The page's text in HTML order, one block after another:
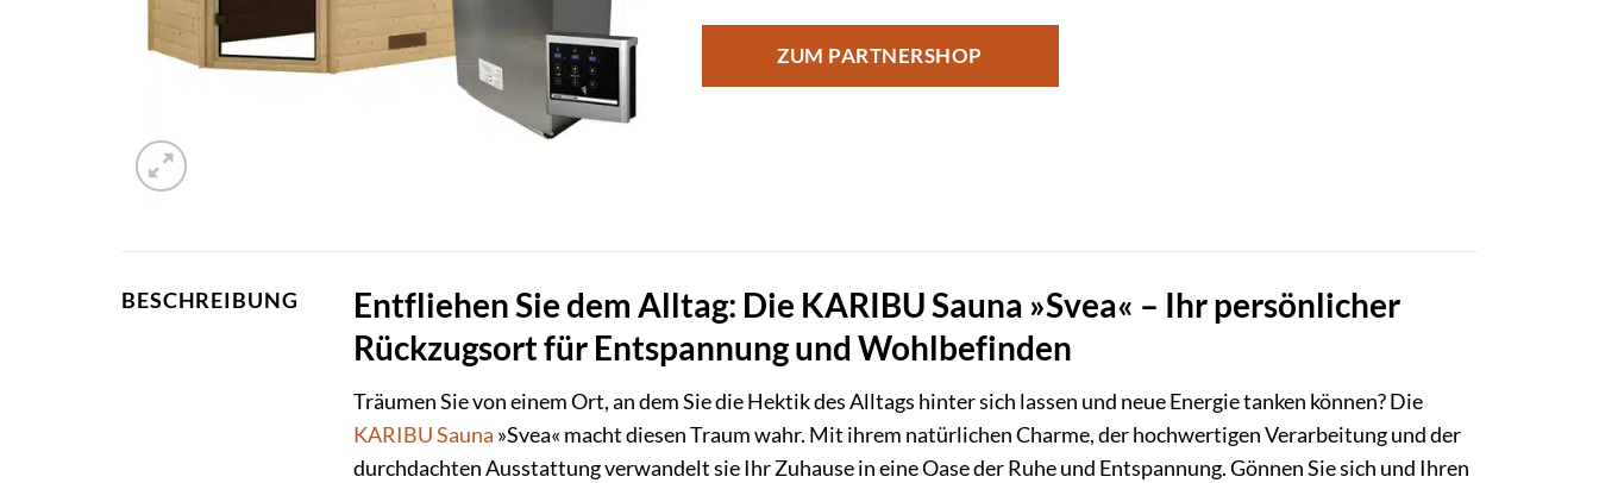
ZUM PARTNERSHOP
BESCHREIBUNG
Entfliehen Sie dem Alltag: Die KARIBU Sauna »Svea« – Ihr persönlicher
Rückzugsort für Entspannung und Wohlbefinden
Träumen Sie von einem Ort, an dem Sie die Hektik des Alltags hinter sich lassen und neue Energie tanken können? Die
KARIBUSauna »Svea« macht diesen Traum wahr. Mit ihrem natürlichen Charme, der hochwertigen Verarbeitung und der
durchdachten Ausstattung verwandelt sie Ihr Zuhause in eine Oase der Ruhe und Entspannung. Gönnen Sie sich und Ihren